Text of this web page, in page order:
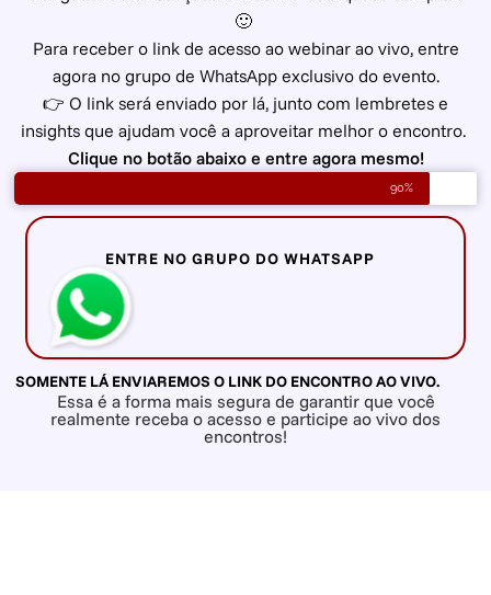
🙂
Para receber o link de acesso ao webinar ao vivo, entre
agora no grupo de WhatsApp exclusivo do evento.
👉 O link será enviado por lá, junto com lembretes e
insights que ajudam você a aproveitar melhor o encontro.
Clique no botão abaixo e entre agora mesmo!
90%
ENTRE NO GRUPO DO WHATSAPP
SOMENTE LÁ ENVIAREMOS O LINK DO ENCONTRO AO VIVO.
Essa é a forma mais segura de garantir que você
realmente receba o acesso e participe ao vivo dos
encontros!